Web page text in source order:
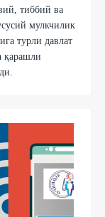
тиббий ва
мулкчилик
турли давлат
қарашли